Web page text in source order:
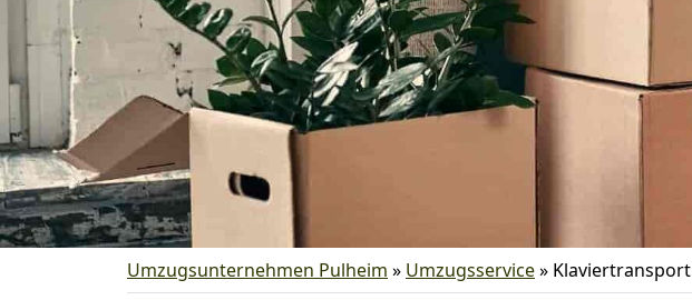
Umzugsunternehmen Pulheim » Umzugsservice» Klaviertransport